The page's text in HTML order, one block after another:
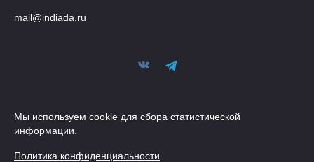
mail@indiada.ru
Мы используем cookie для сбора статистической
информации.
Политика конфиденциальности